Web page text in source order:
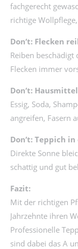
fachgerecht
richtige
Don’t: Flecken
Reiben beschädigt
Flecken immer
Don’t:
Essig, Soda,
angreifen, Fasern
Don’t: Teppich
Direkte Sonne
schattig und gut
Fazit:
Mit der richtigen
Jahrzehnte ihren
Professionelle
sind dabei das A